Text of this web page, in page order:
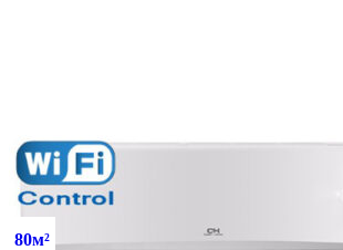
80м²